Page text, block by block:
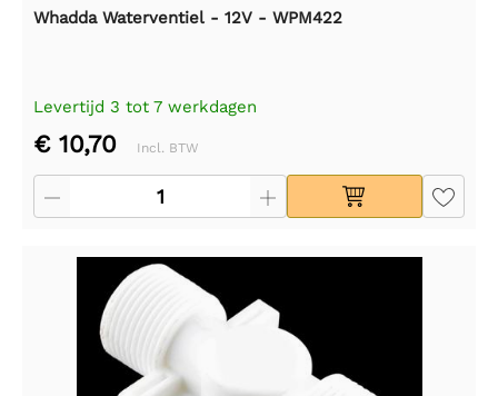
Whadda Waterventiel - 12V - WPM422
Levertijd 3 tot 7 werkdagen
€ 10,70 Incl. BTW